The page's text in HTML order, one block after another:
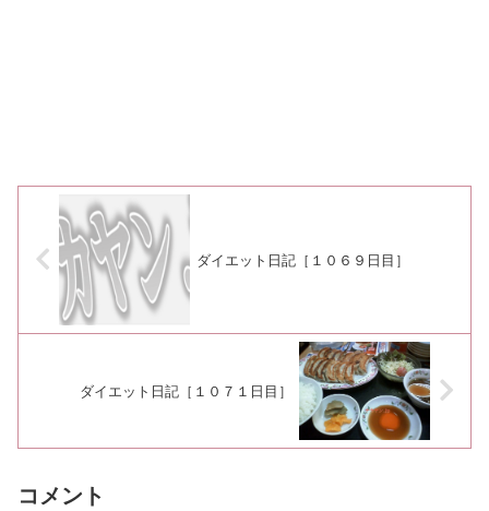
ダイエット日記［１０６９日目］
ダイエット日記［１０７１日目］
コメント